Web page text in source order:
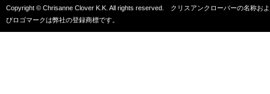
Copyright © Chrisanne Clover K.K. All rights reserved. クリスアンクローバーの名称およ
びロゴマークは弊社の登録商標です。